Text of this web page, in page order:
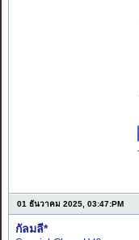
01 ธันวาคม 2025, 03:47:PM
กัลมลี*